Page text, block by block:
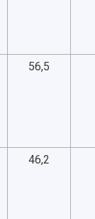
56,5
46,2